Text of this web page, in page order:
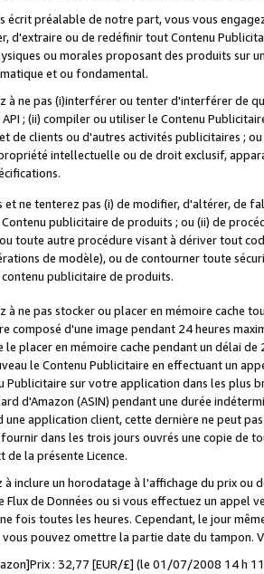
écrit préalable de notre part, vous vous
d'extraire ou de redéfinir tout Contenu
ou morales proposant des produits sur
et ou fondamental.
à ne pas (i)interférer ou tenter d'interférer de
API ; (ii) compiler ou utiliser le Contenu
de clients ou d'autres activités publicitaires ;
intellectuelle ou de droit exclusif,
et ne tenterez pas (i) de modifier, d'altérer, de
publicitaire de produits ; ou (ii) de
toute autre procédure visant à dériver tout
de modèle), ou de contourner toute
publicitaire de produits.
à ne pas stocker ou placer en mémoire cache
composé d'une image pendant 24 heures
le placer en mémoire cache pendant un délai
le Contenu Publicitaire en effectuant un
Publicitaire sur votre application dans les plus
d'Amazon (ASIN) pendant une durée
application client, cette dernière ne peut
dans les trois jours ouvrés une copie de
la présente Licence.
à inclure un horodatage à l'affichage du prix
de Données ou si vous effectuez un appel
fois toutes les heures. Cependant, le jour
pouvez omettre la partie date du tampon.
: 32,77 [EUR/£] (le 01/07/2008 14 h